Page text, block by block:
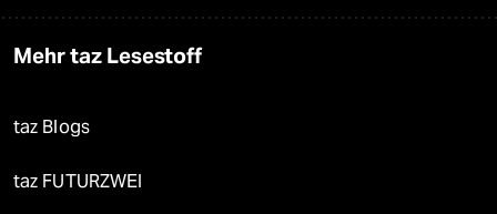
Mehr taz Lesestoff
taz Blogs
taz FUTURZWEI